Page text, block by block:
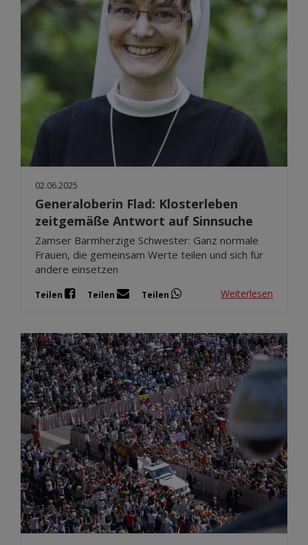
02.06.2025
Generaloberin Flad: Klosterleben
zeitgemäße Antwort auf Sinnsuche
Zamser Barmherzige Schwester: Ganz normale
Frauen, die gemeinsam Werte teilen und sich für
andere einsetzen
Teilen Teilen Teilen Weiterlesen